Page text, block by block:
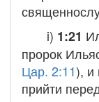
i) 1:21
пророк
Цар. 2:11), и
прийти